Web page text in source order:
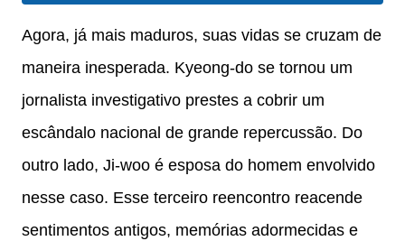
Agora, já mais maduros, suas vidas se cruzam de
maneira inesperada. Kyeong-do se tornou um
jornalista investigativo prestes a cobrir um
escândalo nacional de grande repercussão. Do
outro lado, Ji-woo é esposa do homem envolvido
nesse caso. Esse terceiro reencontro reacende
sentimentos antigos, memórias adormecidas e